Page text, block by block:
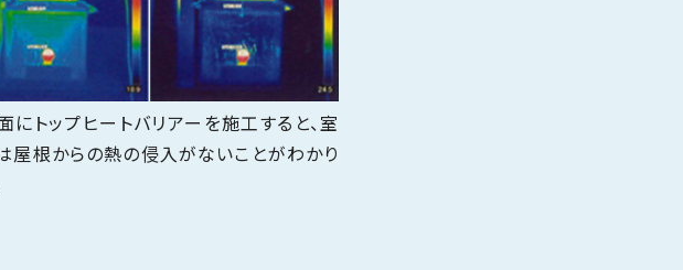
にトップヒートバリアーを施工すると、室
屋根からの熱の侵入がないことがわかり